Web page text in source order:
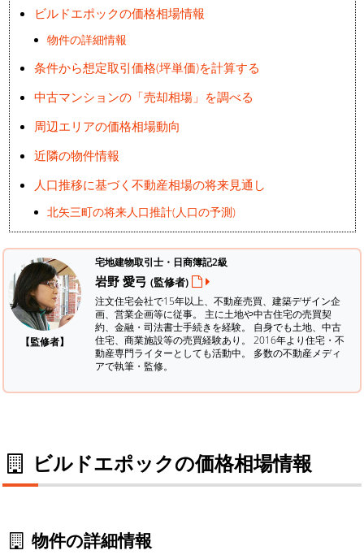
ビルドエポックの価格相場情報
物件の詳細情報
条件から想定取引価格(坪単価)を計算する
中古マンションの「売却相場」を調べる
周辺エリアの価格相場動向
近隣の物件情報
人口推移に基づく不動産相場の将来見通し
北矢三町の将来人口推計(人口の予測)
【監修者】
宅地建物取引士・日商簿記2級
岩野 愛弓 (監修者)
注文住宅会社で15年以上、不動産売買、建築デザイン企
画、営業企画等に従事。 主に土地や中古住宅の売買契
約、金融・司法書士手続きを経験。 自身でも土地、中古
住宅、商業施設等の売買経験あり。 2016年より住宅・不
動産専門ライターとしても活動中。 多数の不動産メディ
アで執筆・監修。
ビルドエポックの価格相場情報
物件の詳細情報